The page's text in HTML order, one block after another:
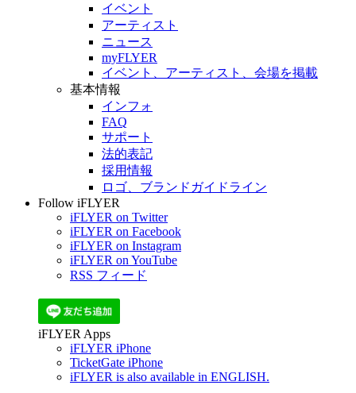
イベント
アーティスト
ニュース
myFLYER
イベント、アーティスト、会場を掲載
基本情報
インフォ
FAQ
サポート
法的表記
採用情報
ロゴ、ブランドガイドライン
Follow iFLYER
iFLYER on Twitter
iFLYER on Facebook
iFLYER on Instagram
iFLYER on YouTube
RSS フィード
iFLYER Apps
iFLYER iPhone
TicketGate iPhone
iFLYER is also available in ENGLISH.